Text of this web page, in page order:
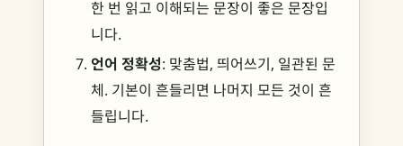
한 번 읽고 이해되는 문장이 좋은 문장입
니다.
언어 정확성: 맞춤법, 띄어쓰기, 일관된 문
체. 기본이 흔들리면 나머지 모든 것이 흔
들립니다.